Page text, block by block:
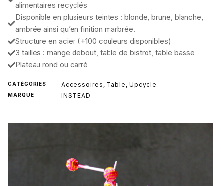
alimentaires recyclés
Disponible en plusieurs teintes : blonde, brune, blanche,
ambrée ainsi qu’en finition marbrée.
Structure en acier (+100 couleurs disponibles)
3 tailles : mange debout, table de bistrot, table basse
Plateau rond ou carré
CATÉGORIES Accessoires Table Upcycle
MARQUE INSTEAD